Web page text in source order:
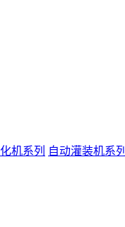
机系列 自动灌装机系列